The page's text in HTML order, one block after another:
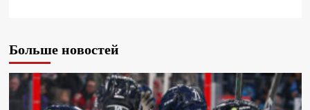
Больше новостей